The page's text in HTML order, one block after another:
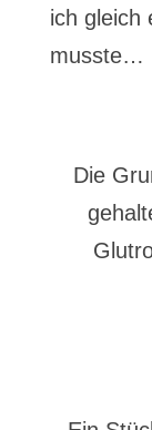
ich gleich
musste…
Die